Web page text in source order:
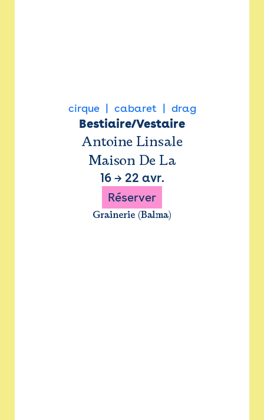
cirque cabaret drag
Bestiaire/Vestaire
Antoine Linsale
Maison De La
16→ 22 avr.
Réserver
Grainerie (Balma)